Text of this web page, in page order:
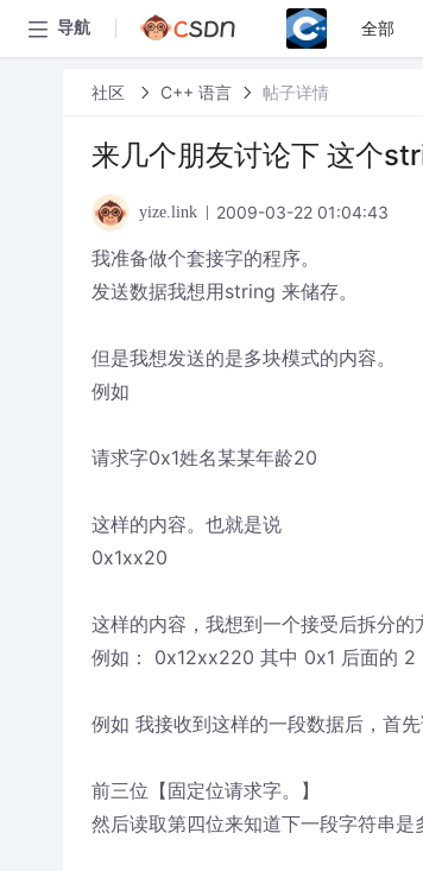
导航 全部
社区 C++ 语言 帖子详情
来几个朋友讨论下 这个
yize.link 2009-03-22 01:04:43
我准备做个套接字的程序。
发送数据我想用string 来储存。
但是我想发送的是多块模式的内容。
例如
请求字0x1姓名某某年龄20
这样的内容。也就是说
0x1xx20
这样的内容，我想到一个接受后拆分的
例如： 0x12xx220 其中 0x1 后面的 2
例如 我接收到这样的一段数据后，首先
前三位【固定位请求字。】
然后读取第四位来知道下一段字符串是